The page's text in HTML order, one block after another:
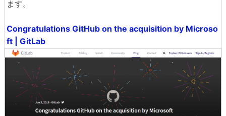
ます。
Congratulations GitHub on the acquisition by Microso
ft | GitLab